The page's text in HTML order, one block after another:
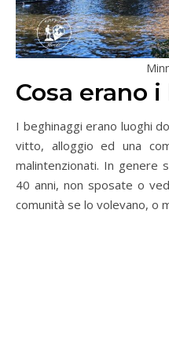
Cosa erano
I beghinaggi erano luoghi
vitto, alloggio ed una
malintenzionati. In genere
40 anni, non sposate o
comunità se lo volevano, o